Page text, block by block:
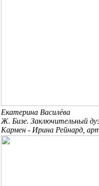
Екатерина Василёва
Ж. Бизе. Заключительный
Кармен - Ирина Рейнард,